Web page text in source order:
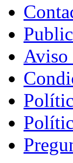
Aviso